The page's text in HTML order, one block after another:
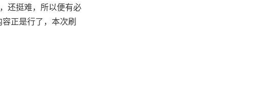
还挺难，所以便有必
正是行了，本次刷